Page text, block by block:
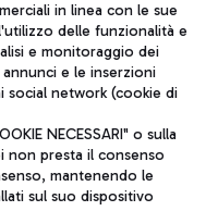
in linea con le sue
delle funzionalità e
e monitoraggio dei
e le inserzioni
social network (cookie di
NECESSARI" o sulla
non presta il consenso
mantenendo le
sul suo dispositivo